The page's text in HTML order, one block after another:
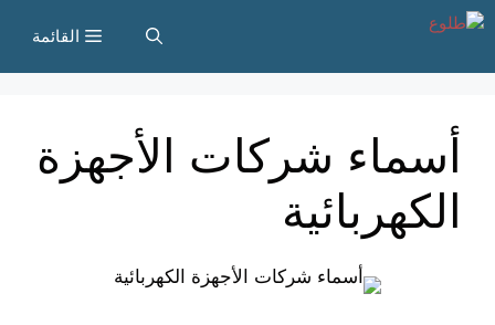
انتقل
المحتوى
القائمة
أسماء شركات الأجهزة
الكهربائية